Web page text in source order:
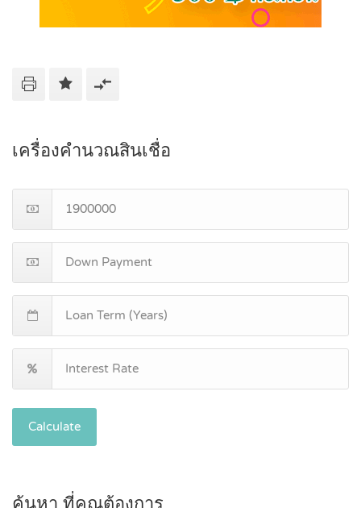
เครื่องคำนวณสินเชื่อ
Calculate